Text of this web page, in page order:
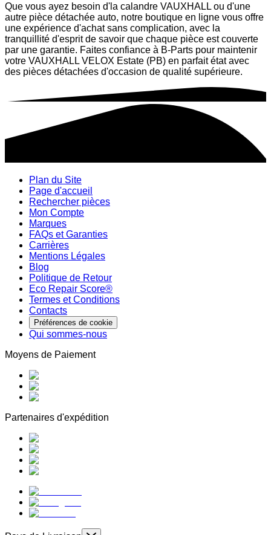
Que vous ayez besoin d'la calandre VAUXHALL ou d'une
autre pièce détachée auto, notre boutique en ligne vous offre
une expérience d'achat sans complication, avec la
tranquillité d'esprit de savoir que chaque pièce est couverte
par une garantie. Faites confiance à B-Parts pour maintenir
votre VAUXHALL VELOX Estate (PB) en parfait état avec
des pièces détachées d'occasion de qualité supérieure.
Plan du Site
Page d'accueil
Rechercher pièces
Mon Compte
Marques
FAQs et Garanties
Carrières
Mentions Légales
Blog
Politique de Retour
Eco Repair Score®
Termes et Conditions
Contacts
Préférences de cookie
Qui sommes-nous
Moyens de Paiement
Partenaires d'expédition